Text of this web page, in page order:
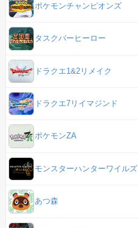
ポケモンチャンピオンズ
タスクバーヒーロー
ドラクエ1&2リメイク
ドラクエ7リイマジンド
ポケモンZA
モンスターハンターワイルズ
あつ森